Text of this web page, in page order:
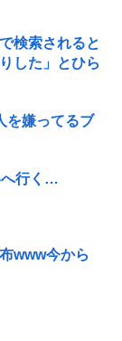
検索されると
した」とひら
を嫌ってるブ
へ行く…
www今から